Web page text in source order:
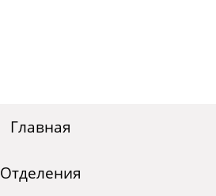
Главная
Отделения